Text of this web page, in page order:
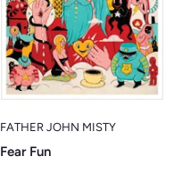
FATHER JOHN MISTY
Fear Fun